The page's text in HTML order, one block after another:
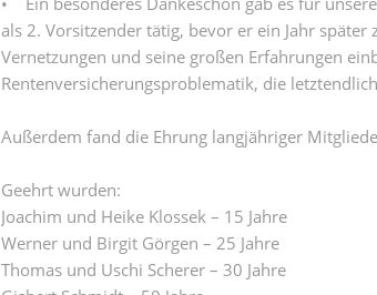
als 2. Vorsitzender tätig, bevor er ein Jahr
Vernetzungen und seine großen Erfahrungen
Rentenversicherungsproblematik, die
Außerdem fand die Ehrung langjähriger
Geehrt wurden:
Joachim und Heike Klossek – 15 Jahre
Werner und Birgit Görgen – 25 Jahre
Thomas und Uschi Scherer – 30 Jahre